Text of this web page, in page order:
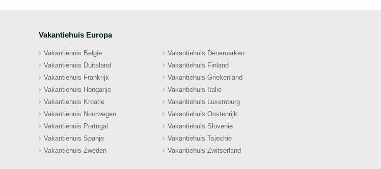
Vakantiehuis Europa
Vakantiehuis Belgie
Vakantiehuis Denemarken
Vakantiehuis Duitsland
Vakantiehuis Finland
Vakantiehuis Frankrijk
Vakantiehuis Griekenland
Vakantiehuis Hongarije
Vakantiehuis Italie
Vakantiehuis Kroatie
Vakantiehuis Luxemburg
Vakantiehuis Noorwegen
Vakantiehuis Oostenrijk
Vakantiehuis Portugal
Vakantiehuis Slovenie
Vakantiehuis Spanje
Vakantiehuis Tsjechie
Vakantiehuis Zweden
Vakantiehuis Zwitserland